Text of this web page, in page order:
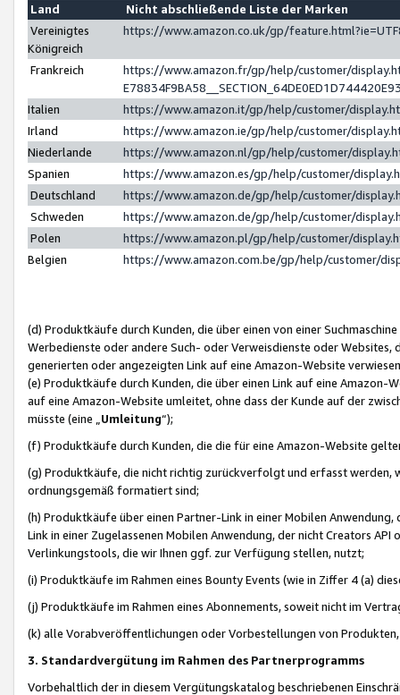
Land
Nicht abschließende Liste der Marken
Vereinigtes
Königreich
https://www.amazon.co.uk/gp/
Frankreich
https://www.amazon.fr/gp/help/customer/
Italien
https://www.amazon.it/gp/help/customer/
Irland
https://www.amazon.ie/gp/help/customer/
Niederlande
https://www.amazon.nl/gp/help/customer/
Spanien
https://www.amazon.es/gp/help/customer/
Deutschland
https://www.amazon.de/gp/help/customer/
Schweden
https://www.amazon.de/gp/help/customer/
Polen
https://www.amazon.pl/gp/help/customer/
Belgien
https://www.amazon.com.be/gp/help/customer/
(d) Produktkäufe durch Kunden, die über einen von einer
Werbedienste oder andere Such- oder Verweisdienste oder Websites,
generierten oder angezeigten Link auf eine Amazon-Website
(e) Produktkäufe durch Kunden, die über einen Link auf eine
auf eine Amazon-Website umleitet, ohne dass der Kunde auf der
müsste (eine „ Umleitung“);
(f) Produktkäufe durch Kunden, die die für eine Amazon-Website
(g) Produktkäufe, die nicht richtig zurückverfolgt und erfasst werden,
ordnungsgemäß formatiert sind;
(h) Produktkäufe über einen Partner-Link in einer Mobilen
Link in einer Zugelassenen Mobilen Anwendung, der nicht Creators
Verlinkungstools, die wir Ihnen ggf. zur Verfügung stellen, nutzt;
(i) Produktkäufe im Rahmen eines Bounty Events (wie in Ziffer 4 (a)
(j) Produktkäufe im Rahmen eines Abonnements, soweit nicht im
(k) alle Vorabveröffentlichungen oder Vorbestellungen von
3. Standardvergütung im Rahmen des Partnerprogramms
Vorbehaltlich der in diesem Vergütungskatalog beschriebenen